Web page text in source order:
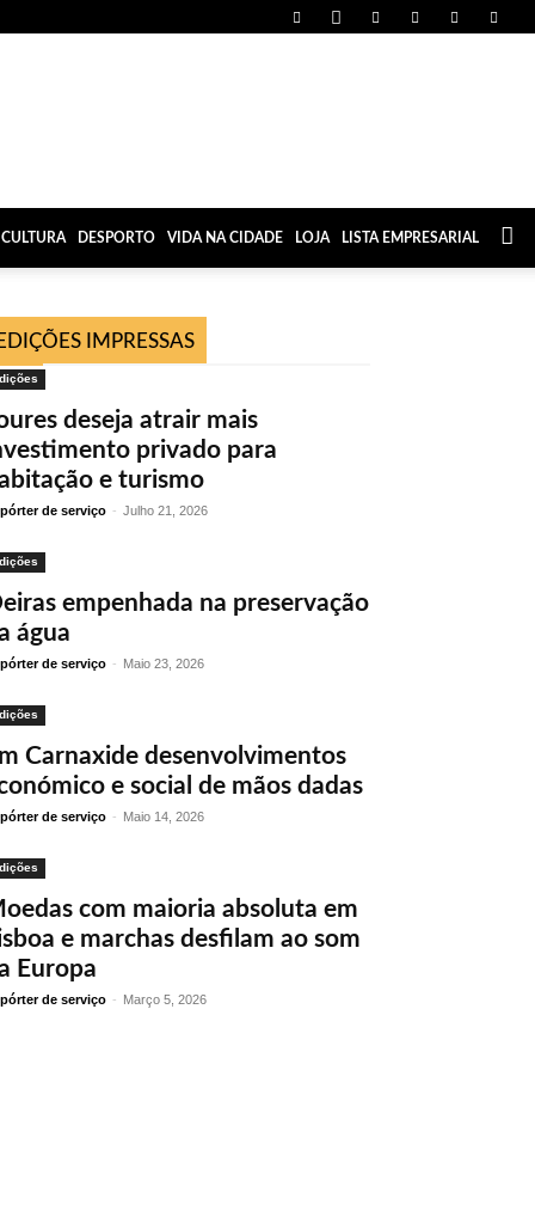
CULTURA DESPORTO VIDA NA CIDADE LOJA LISTA EMPRESARIAL
EDIÇÕES IMPRESSAS
deseja atrair mais
privado para
e turismo
de serviço - Julho 21, 2026
empenhada na preservação
água
de serviço - Maio 23, 2026
Carnaxide desenvolvimentos
e social de mãos dadas
de serviço - Maio 14, 2026
com maioria absoluta em
e marchas desfilam ao som
Europa
de serviço - Março 5, 2026